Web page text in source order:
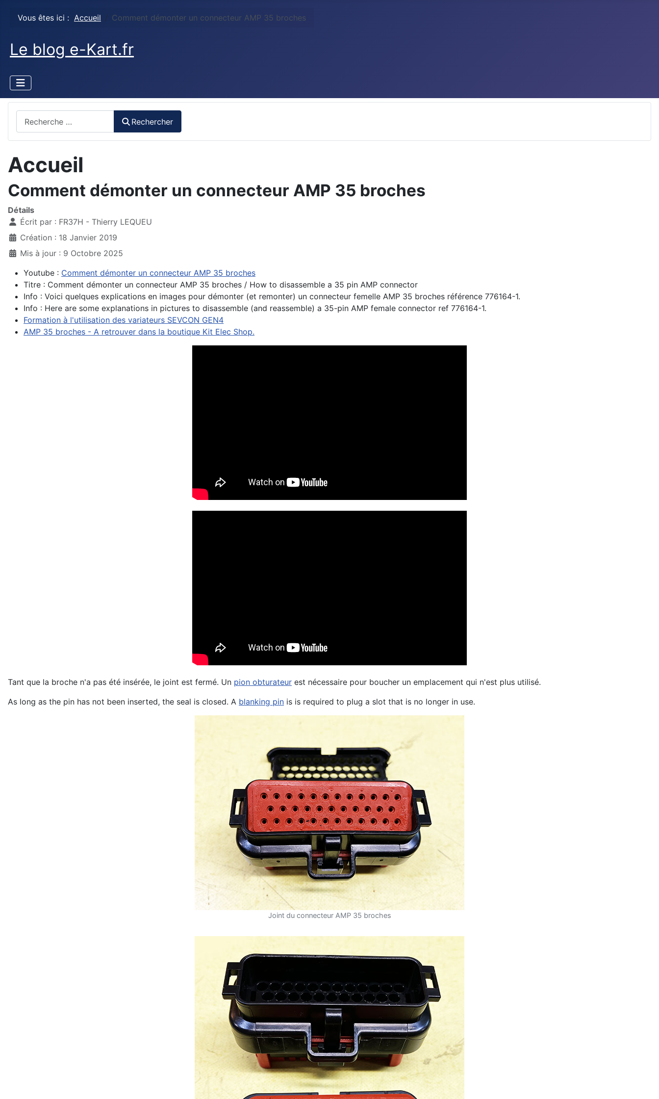
Vous êtes ici : Accueil Comment démonter un connecteur AMP 35 broches
Le blog e-Kart.fr
Rechercher
Accueil
Comment démonter un connecteur AMP 35 broches
Détails
Écrit par : FR37H - Thierry LEQUEU
Création : 18 Janvier 2019
Mis à jour : 9 Octobre 2025
Youtube : Comment démonter un connecteur AMP 35 broches
Titre : Comment démonter un connecteur AMP 35 broches / How to disassemble a 35 pin AMP connector
Info : Voici quelques explications en images pour démonter (et remonter) un connecteur femelle AMP 35 broches référence 776164-1.
Info : Here are some explanations in pictures to disassemble (and reassemble) a 35-pin AMP female connector ref 776164-1.
Formation à l'utilisation des variateurs SEVCON GEN4
AMP 35 broches - A retrouver dans la boutique Kit Elec Shop.
Tant que la broche n'a pas été insérée, le joint est fermé. Un pion obturateur est nécessaire pour boucher un emplacement qui n'est plus utilisé.
As long as the pin has not been inserted, the seal is closed. A blanking pin is is required to plug a slot that is no longer in use.
Joint du connecteur AMP 35 broches